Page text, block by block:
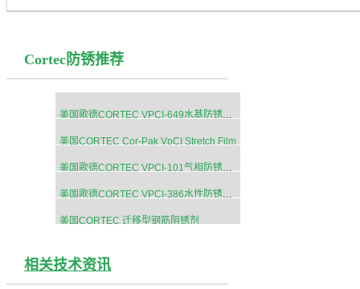
Cortec防锈推荐
美国歌德CORTEC VPCI-649水基防锈添加剂
美国CORTEC Cor-Pak VpCI Stretch Film
美国歌德CORTEC VPCI-101气相防锈海绵
美国歌德CORTEC VPCI-386水性防锈涂料
美国CORTEC 迁移型钢筋阻锈剂
相关技术资讯